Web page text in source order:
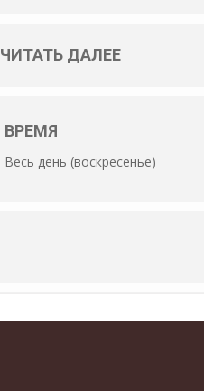
ЧИТАТЬ ДАЛЕЕ
ВРЕМЯ
Весь день (воскресенье)